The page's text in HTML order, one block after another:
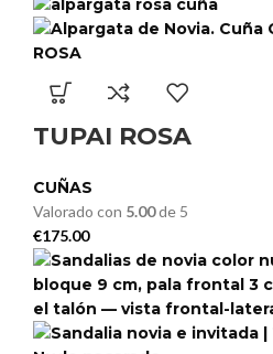
TUPAI ROSA
CUÑAS
Valorado con 5.00de 5
€175.00